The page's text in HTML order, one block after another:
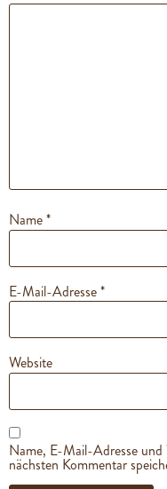
Name*
E-Mail-Adresse*
Website
Name, E-Mail-Adresse und
nächsten Kommentar